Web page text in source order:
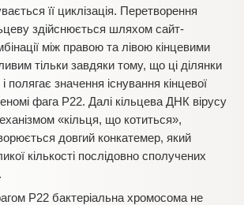
її циклізація. Перетворення
здійснюється шляхом сайт-
між правою та лівою кінцевими
тільки завдяки тому, що ці ділянки
полягає значення існування кінцевої
фага P22. Далі кільцева ДНК вірусу
«кільця, що котиться»,
довгий конкатемер, який
кількості послідовно сполучених
P22 бактеріальна хромосома не